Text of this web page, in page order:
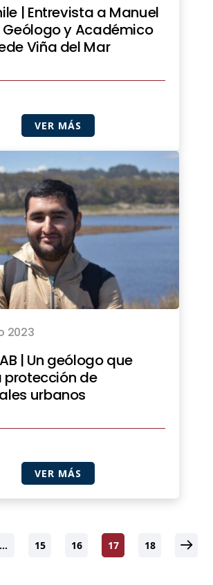
| Entrevista a Manuel
Geólogo y Académico
Viña del Mar
VER MÁS
2023
| Un geólogo que
protección de
urbanos
VER MÁS
… 15 16 17 18